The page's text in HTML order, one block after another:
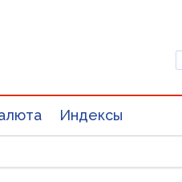
Индексы